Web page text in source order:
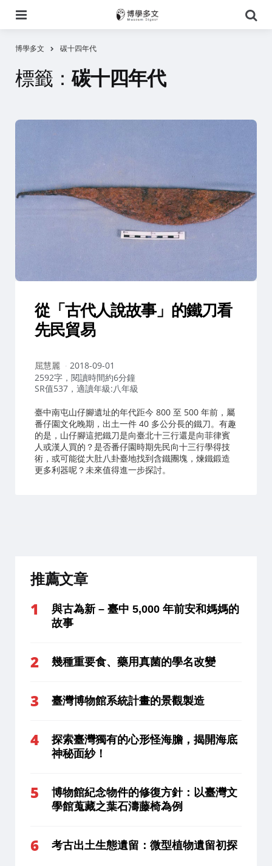
尋
博學多文 碳十四年代
標籤：碳十四年代
從「古代人說故事」的鐵刀看
先民貿易
作
者：
屈慧麗
2018-09-01
2592字，閱讀時間約6分鐘
SR值537，適讀年級:八年級
臺中南屯山仔腳遺址的年代距今 800 至 500 年前，屬
番仔園文化晚期，出土一件 40 多公分長的鐵刀。有趣
的是，山仔腳這把鐵刀是向臺北十三行還是向菲律賓
人或漢人買的？是否番仔園時期先民向十三行學得技
術，或可能從大肚八卦臺地找到含鐵團塊，煉鐵鍛造
更多利器呢？未來值得進一步探討。
推薦文章
與古為新 – 臺中 5,000 年前安和媽媽的
故事
幾種重要食、藥用真菌的學名改變
臺灣博物館系統計畫的景觀製造
探索臺灣獨有的心形怪海膽，揭開海底
神秘面紗！
博物館紀念物件的修復方針：以臺灣文
學館蒐藏之葉石濤藤椅為例
考古出土生態遺留：微型植物遺留初探